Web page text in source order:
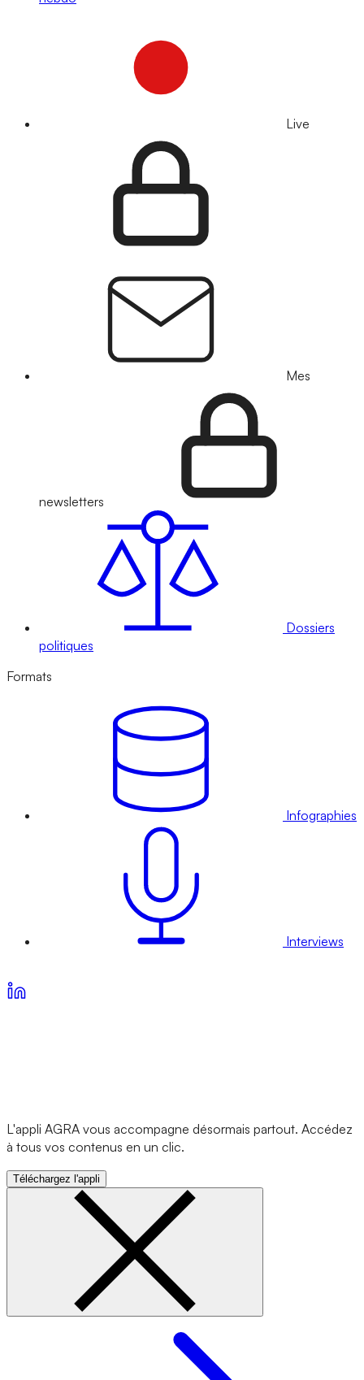
Live
Mes
newsletters
Dossiers
politiques
Formats
Infographies
Interviews
L'appli AGRA vous accompagne désormais partout. Accédez
à tous vos contenus en un clic.
Téléchargez l'appli